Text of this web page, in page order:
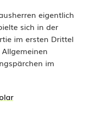
eigentlich
sich in der
im ersten Drittel
im